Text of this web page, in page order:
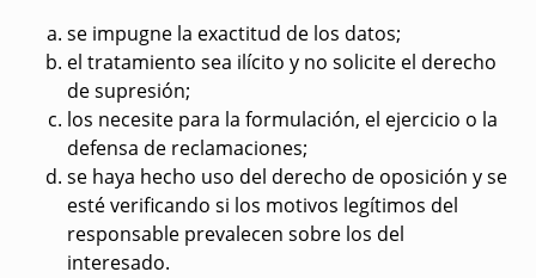
se impugne la exactitud de los datos;
el tratamiento sea ilícito y no solicite el derecho
de supresión;
los necesite para la formulación, el ejercicio o la
defensa de reclamaciones;
se haya hecho uso del derecho de oposición y se
esté verificando si los motivos legítimos del
responsable prevalecen sobre los del
interesado.